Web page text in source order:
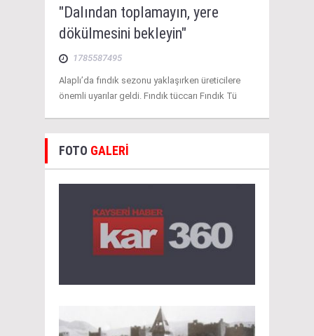
"Dalından toplamayın, yere
dökülmesini bekleyin"
1785587495
Alaplı’da fındık sezonu yaklaşırken üreticilere
önemli uyarılar geldi. Fındık tüccarı Fındık Tü
FOTO GALERİ